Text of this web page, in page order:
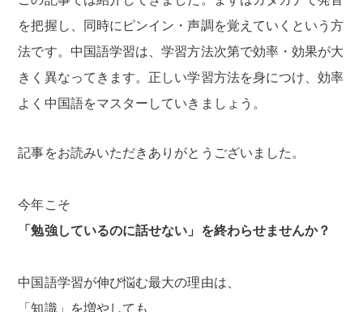
を把握し、同時にピンイン・声調を覚えていくという方
法です。中国語学習は、学習方法次第で効率・効果が大
きく異なってきます。正しい学習方法を身につけ、効率
よく中国語をマスターしていきましょう。
記事をお読みいただきありがとうございました。
今年こそ
「勉強しているのに話せない」を終わらせませんか？
中国語学習が伸び悩む最大の理由は、
「知識」を増やしても